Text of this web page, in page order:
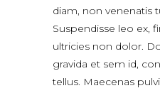
diam, non venenatis
Suspendisse leo ex,
ultricies non dolor.
gravida et sem id,
tellus. Maecenas